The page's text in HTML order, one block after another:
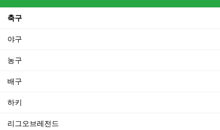
축구
야구
농구
배구
하키
리그오브레전드